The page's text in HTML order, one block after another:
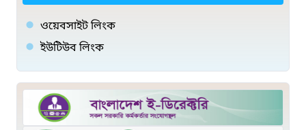
ওয়েবসাইট লিংক
ইউটিউব লিংক